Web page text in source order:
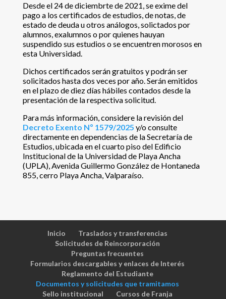
Desde el 24 de diciembrte de 2021, se exime del
pago a los certificados de estudios, de notas, de
estado de deuda u otros análogos, solictados por
alumnos, exalumnos o por quienes hauyan
suspendido sus estudios o se encuentren morosos en
esta Universidad.
Dichos certificados serán gratuitos y podrán ser
solicitados hasta dos veces por año. Serán emitidos
en el plazo de diez días hábiles contados desde la
presentación de la respectiva solicitud.
Para más información, considere la revisión del
Decreto Exento Nº 1579/2025 y/o consulte
directamente en dependencias de la Secretaría de
Estudios, ubicada en el cuarto piso del Edificio
Institucional de la Universidad de Playa Ancha
(UPLA), Avenida Guillermo González de Hontaneda
855, cerro Playa Ancha, Valparaíso.
Inicio
Traslados y transferencias
Solicitudes de Reincorporación
Preguntas frecuentes
Formularios descargables y enlaces de Interés
Reglamento del Estudiante
Documentos y solicitudes que tramitamos
Sello institucional
Cursos de Franja